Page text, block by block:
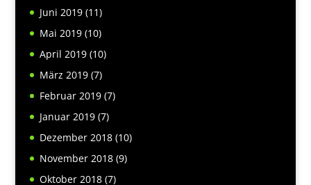
Juni 2019(11)
Mai 2019(10)
April 2019(10)
März 2019(7)
Februar 2019(7)
Januar 2019(7)
Dezember 2018(10)
November 2018(9)
Oktober 2018(7)